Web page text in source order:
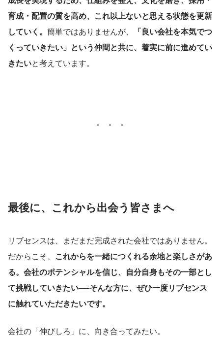
育成・配置の質を高め、これ以上ないと思える状態を更新
していく。 簡単ではありませんが、
「良い会社を本気でつ
くっていきたい」という仲間と共に、着実に前に進めてい
きたいと考えています。
最後に、これから出会う皆さまへ
リブセンスは、まだまだ完成された会社ではありません。
だからこそ、 これからを一緒につくれる余地と楽しさがあ
る。会社のポテンシャルを信じ、自分自身もその一部とし
て挑戦していきたい──そんな方に、ぜひ一度リブセンス
に触れていただきたいです。
会社の「伸びしろ」に、向き合ってみたい。